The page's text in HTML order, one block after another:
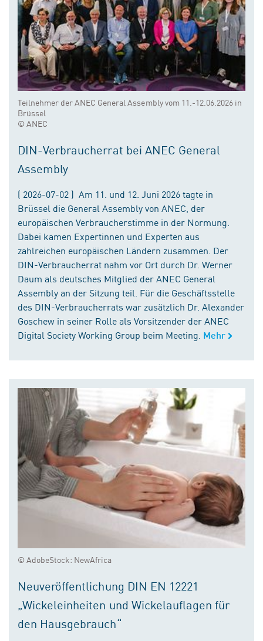
Teilnehmer der ANEC General Assembly vom 11.-12.06.2026 in
Brüssel
© ANEC
DIN-Verbraucherrat bei ANEC General
Assembly
( 2026-07-02 ) Am 11. und 12. Juni 2026 tagte in
Brüssel die General Assembly von ANEC, der
europäischen Verbraucherstimme in der Normung.
Dabei kamen Expertinnen und Experten aus
zahlreichen europäischen Ländern zusammen. Der
DIN-Verbraucherrat nahm vor Ort durch Dr. Werner
Daum als deutsches Mitglied der ANEC General
Assembly an der Sitzung teil. Für die Geschäftsstelle
des DIN-Verbraucherrats war zusätzlich Dr. Alexander
Goschew in seiner Rolle als Vorsitzender der ANEC
Digital Society Working Group beim Meeting. Mehr
© AdobeStock: NewAfrica
Neuveröffentlichung DIN EN 12221
„Wickeleinheiten und Wickelauflagen für
den Hausgebrauch“